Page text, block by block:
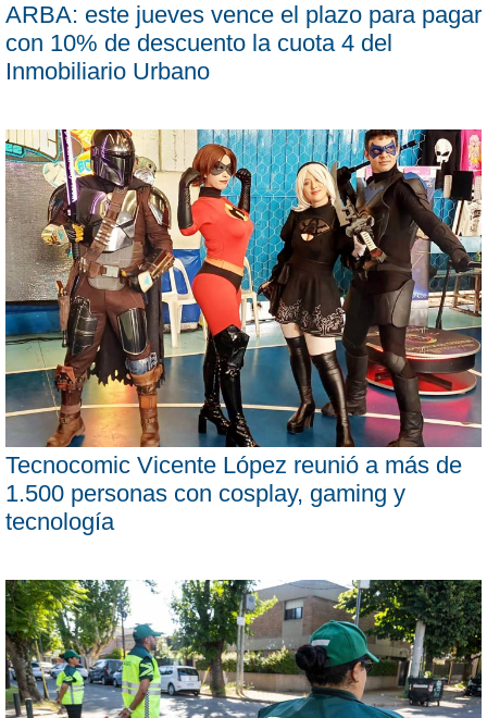
ARBA: este jueves vence el plazo para pagar
con 10% de descuento la cuota 4 del
Inmobiliario Urbano
Tecnocomic Vicente López reunió a más de
1.500 personas con cosplay, gaming y
tecnología